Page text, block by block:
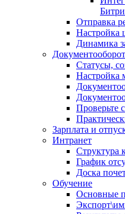
Отправка
Настройка
Динамика
Документооборот
Статусы,
Настройка
Проверьте
Зарплата и
Интранет
Структура
График
Доска
Обучение
Основные